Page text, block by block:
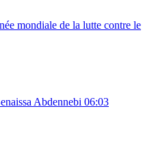
mondiale de la lutte contre le
Abdennebi 06:03